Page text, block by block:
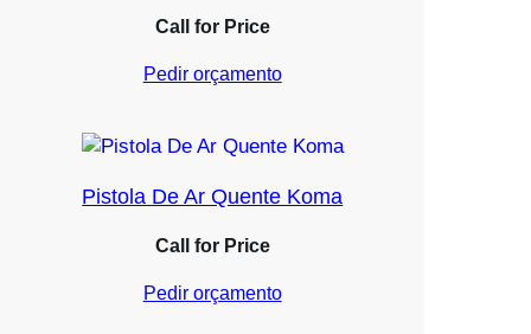
Call for Price
Pedir orçamento
Pistola De Ar Quente Koma
Call for Price
Pedir orçamento